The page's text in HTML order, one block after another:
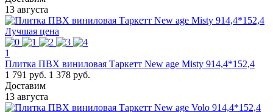
13 августа
Лучшая цена
1
Плитка ПВХ виниловая Таркетт New age Misty 914,4*152,4
1 791 руб. 1 378 руб.
Доставим
13 августа